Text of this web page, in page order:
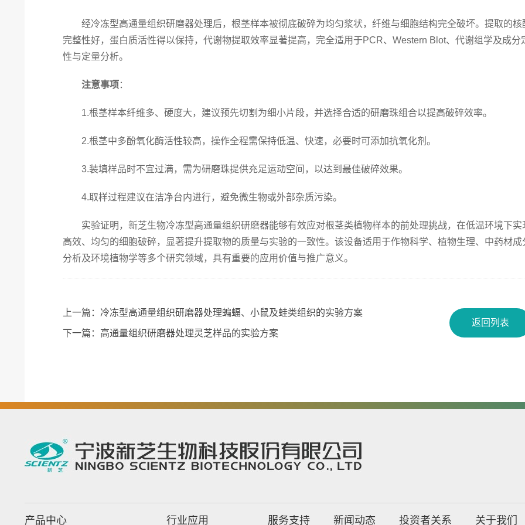
经冷冻型高通量组织研磨器处理后，根茎样本被彻底破碎为均匀浆状，纤维与细胞结构完全破坏。提取的核
完整性好，蛋白质活性得以保持，代谢物提取效率显著提高，完全适用于PCR、Western Blot、代谢组学及成分
性与定量分析。
注意事项 ：
1.根茎样本纤维多、硬度大，建议预先切割为细小片段，并选择合适的研磨珠组合以提高破碎效率。
2.根茎中多酚氧化酶活性较高，操作全程需保持低温、快速，必要时可添加抗氧化剂。
3.装填样品时不宜过满，需为研磨珠提供充足运动空间，以达到最佳破碎效果。
4.取样过程建议在洁净台内进行，避免微生物或外部杂质污染。
实验证明，新芝生物冷冻型高通量组织研磨器能够有效应对根茎类植物样本的前处理挑战，在低温环境下实
高效、均匀的细胞破碎，显著提升提取物的质量与实验的一致性。该设备适用于作物科学、植物生理、中药材成
分析及环境植物学等多个研究领域，具有重要的应用价值与推广意义。
上一篇： 冷冻型高通量组织研磨器处理蝙蝠、小鼠及蛙类组织的实验方案
下一篇： 高通量组织研磨器处理灵芝样品的实验方案
返回列表
产品中心 行业应用 服务支持 新闻动态 投资者关系 关于我们